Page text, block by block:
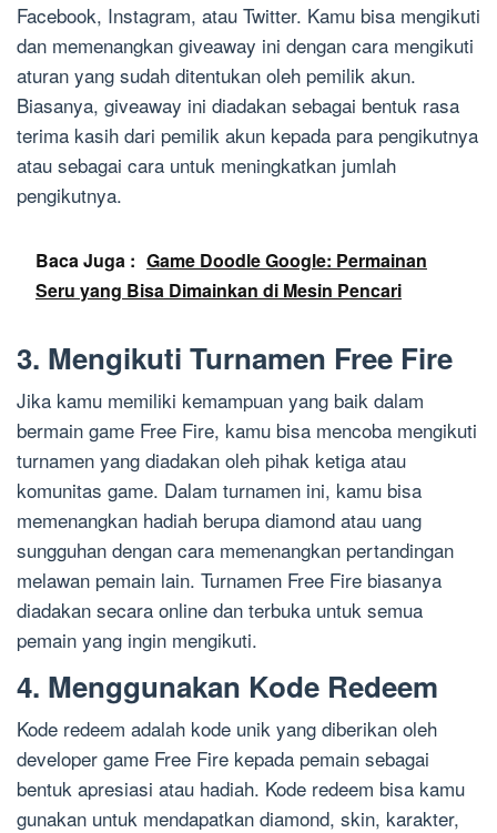
Facebook, Instagram, atau Twitter. Kamu bisa mengikuti
dan memenangkan giveaway ini dengan cara mengikuti
aturan yang sudah ditentukan oleh pemilik akun.
Biasanya, giveaway ini diadakan sebagai bentuk rasa
terima kasih dari pemilik akun kepada para pengikutnya
atau sebagai cara untuk meningkatkan jumlah
pengikutnya.
Baca Juga : Game Doodle Google: Permainan
Seru yang Bisa Dimainkan di Mesin Pencari
3. Mengikuti Turnamen Free Fire
Jika kamu memiliki kemampuan yang baik dalam
bermain game Free Fire, kamu bisa mencoba mengikuti
turnamen yang diadakan oleh pihak ketiga atau
komunitas game. Dalam turnamen ini, kamu bisa
memenangkan hadiah berupa diamond atau uang
sungguhan dengan cara memenangkan pertandingan
melawan pemain lain. Turnamen Free Fire biasanya
diadakan secara online dan terbuka untuk semua
pemain yang ingin mengikuti.
4. Menggunakan Kode Redeem
Kode redeem adalah kode unik yang diberikan oleh
developer game Free Fire kepada pemain sebagai
bentuk apresiasi atau hadiah. Kode redeem bisa kamu
gunakan untuk mendapatkan diamond, skin, karakter,